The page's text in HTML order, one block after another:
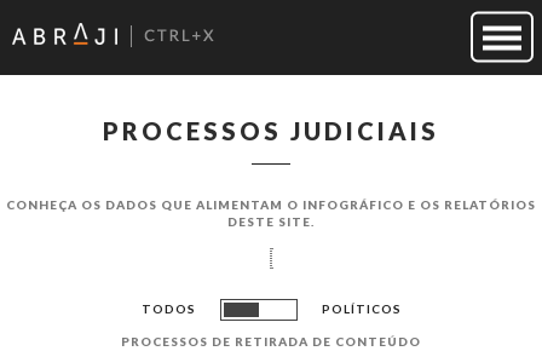
PROCESSOS JUDICIAIS
CONHEÇA OS DADOS QUE ALIMENTAM O INFOGRÁF​ICO E OS RELATÓRIOS
DESTE SITE.
TODOS POLÍTICOS
PROCESSOS DE RETIRADA DE CONTEÚDO